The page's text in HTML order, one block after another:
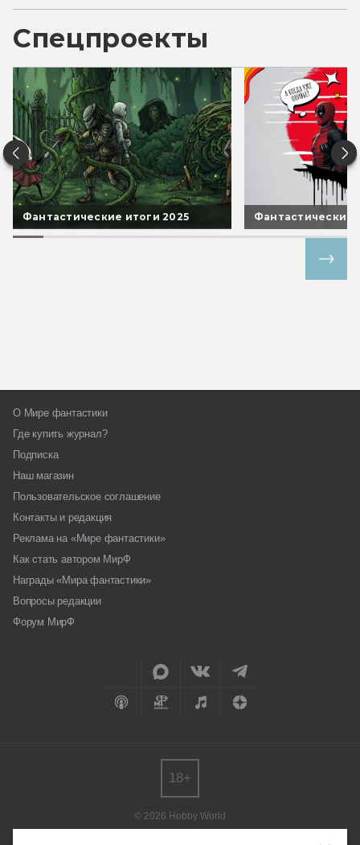
Спецпроекты
Фантастические итоги 2025 Фантастические
О Мире фантастики
Где купить журнал?
Подписка
Наш магазин
Пользовательское соглашение
Контакты и редакция
Реклама на «Мире фантастики»
Как стать автором МирФ
Награды «Мира фантастики»
Вопросы редакции
Форум МирФ
© 2026 Hobby World
18+